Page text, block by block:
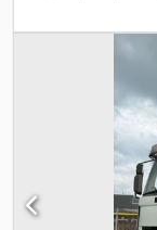
Оборудование: